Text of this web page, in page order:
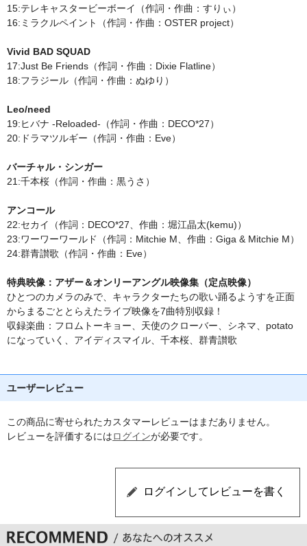
15:テレキャスタービーボーイ（作詞・作曲：すりぃ）
16:ミラクルペイント（作詞・作曲：OSTER project）
Vivid BAD SQUAD
17:Just Be Friends（作詞・作曲：Dixie Flatline）
18:フラジール（作詞・作曲：ぬゆり）
Leo/need
19:ヒバナ -Reloaded-（作詞・作曲：DECO*27）
20:ドラマツルギー（作詞・作曲：Eve）
バーチャル・シンガー
21:千本桜（作詞・作曲：黒うさ）
アンコール
22:セカイ（作詞：DECO*27、作曲：堀江晶太(kemu)）
23:ワーワーワールド（作詞：Mitchie M、作曲：Giga & Mitchie M）
24:群青讃歌（作詞・作曲：Eve）
特典映像：アザー＆オンリーアングル映像集（定点映像）
ひとつのカメラのみで、キャラクターたちの歌い踊るようすを正面
からまるごととらえたライブ映像を7曲特別収録！
収録楽曲：フロムトーキョー、天使のクローバー、シネマ、potato
になっていく、アイディスマイル、千本桜、群青讃歌
ユーザーレビュー
この商品に寄せられたカスタマーレビューはまだありません。
レビューを評価するにはログインが必要です。